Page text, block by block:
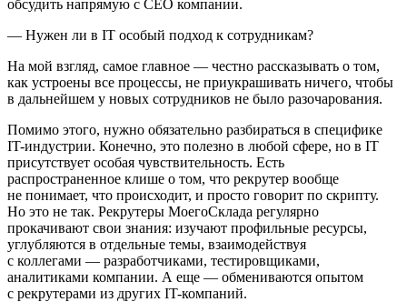
обсудить напрямую с СЕО компании.
— Нужен ли в IT особый подход к сотрудникам?
На мой взгляд, самое главное — честно рассказывать о том,
как устроены все процессы, не приукрашивать ничего, чтобы
в дальнейшем у новых сотрудников не было разочарования.
Помимо этого, нужно обязательно разбираться в специфике
IT-индустрии. Конечно, это полезно в любой сфере, но в IT
присутствует особая чувствительность. Есть
распространенное клише о том, что рекрутер вообще
не понимает, что происходит, и просто говорит по скрипту.
Но это не так. Рекрутеры МоегоСклада регулярно
прокачивают свои знания: изучают профильные ресурсы,
углубляются в отдельные темы, взаимодействуя
с коллегами — разработчиками, тестировщиками,
аналитиками компании. А еще — обмениваются опытом
с рекрутерами из других IT-компаний.